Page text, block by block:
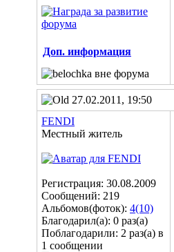
Доп. информация
27.02.2011, 19:50
FENDI
Местный житель
Регистрация: 30.08.2009
Сообщений: 219
Альбомов(фоток): 4(10)
Благодарил(а): 0 раз(а)
Поблагодарили: 2 раз(а) в
1 сообщении